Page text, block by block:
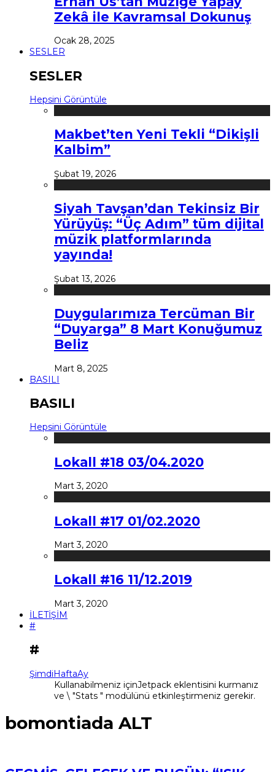
Zekâ ile Kavramsal Dokunuş
Ocak 28, 2025
SESLER
SESLER
Hepsini Görüntüle
Makbet’ten Yeni Tekli “Dikişli
Kalbim”
Şubat 19, 2026
Siyah Tavşan’dan Tekinsiz Bir
Yürüyüş: “Üç Adım” tüm dijital
müzik platformlarında
yayında!
Şubat 13, 2026
Duygularımıza Tercüman Bir
“Duyarga” 8 Mart Konuğumuz
Beliz
Mart 8, 2025
BASILI
BASILI
Hepsini Görüntüle
Lokall #18 03/04.2020
Mart 3, 2020
Lokall #17 01/02.2020
Mart 3, 2020
Lokall #16 11/12.2019
Mart 3, 2020
İLETİŞİM
#
#
ŞimdiHaftaAy
Kullanabilmeniz içinJetpack eklentisini kurmanız
ve \ "Stats " modülünü etkinleştirmeniz gerekir.
bomontiada ALT